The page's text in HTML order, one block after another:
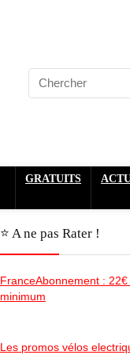
GRATUITS
⭐️ A ne pas Rater !
FranceAbonnement :
minimum
Les promos vélos